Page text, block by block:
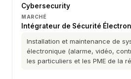
Cybersecurity
MARCHÉ
Intégrateur de Sécurité
Installation et maintenance de
électronique (alarme, vidéo,
les particuliers et les PME de la